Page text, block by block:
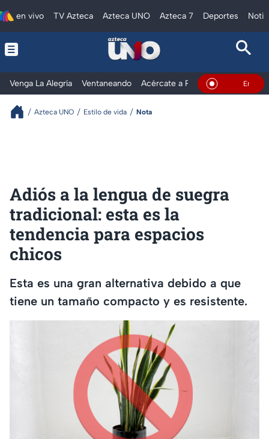
en vivo TV Azteca Azteca UNO Azteca 7 Deportes
Venga La Alegría Ventaneando Acércate a Rocío Al Extremo
En Vivo
Azteca UNO Estilo de vida Nota
Adiós a la lengua de suegra
tradicional: esta es la
tendencia para espacios
chicos
Esta es una gran alternativa debido a que
tiene un tamaño compacto y es resistente.